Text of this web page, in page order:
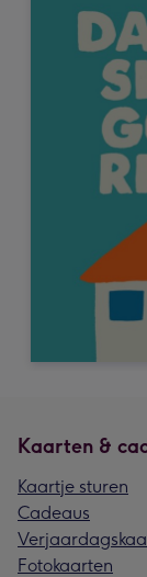
Kaarten &
Kaartje sturen
Cadeaus
Fotokaarten